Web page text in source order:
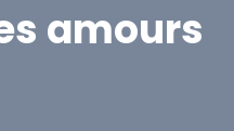
amours